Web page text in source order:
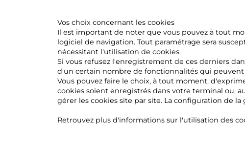
Vos choix concernant les cookies
Il est important de noter que vous pouvez à tout
logiciel de navigation. Tout paramétrage sera
nécessitant l'utilisation de cookies.
Si vous refusez l'enregistrement de ces derniers
d'un certain nombre de fonctionnalités qui peuvent
Vous pouvez faire le choix, à tout moment,
cookies soient enregistrés dans votre terminal ou,
gérer les cookies site par site. La configuration de
Retrouvez plus d'informations sur l'utilisation des